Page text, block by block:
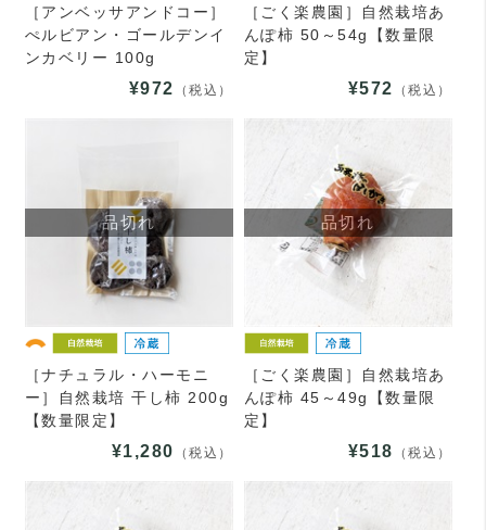
［アンベッサアンドコー］
ぺルビアン・ゴールデンイ
ンカベリー 100g
¥972 （税込）
［ごく楽農園］自然栽培あ
んぽ柿 50～54g【数量限
定】
¥572 （税込）
品切れ
［ナチュラル・ハーモニ
ー］自然栽培 干し柿 200g
【数量限定】
¥1,280 （税込）
品切れ
［ごく楽農園］自然栽培あ
んぽ柿 45～49g【数量限
定】
¥518 （税込）